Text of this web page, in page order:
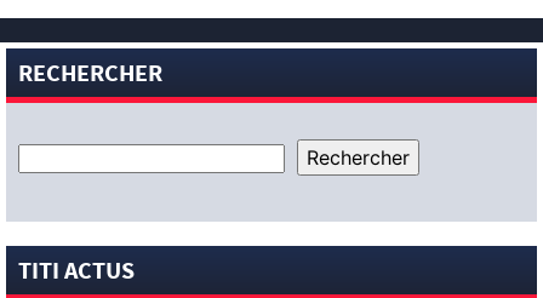
RECHERCHER
TITI ACTUS